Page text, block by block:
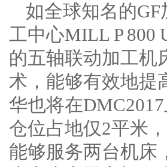
如全球知名的
工中心MILL P 800
的五轴联动加工机
术，能够有效地提
华也将在
仓位占地仅2平米
能够服务两台机床